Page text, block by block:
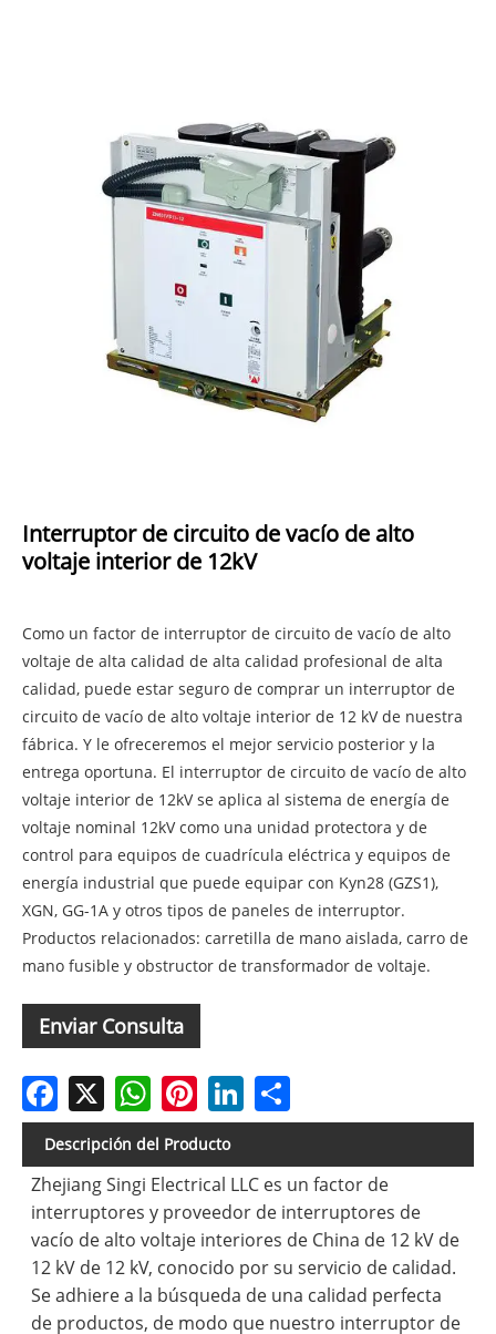
Interruptor de circuito de vacío de alto
voltaje interior de 12kV
Como un factor de interruptor de circuito de vacío de alto
voltaje de alta calidad de alta calidad profesional de alta
calidad, puede estar seguro de comprar un interruptor de
circuito de vacío de alto voltaje interior de 12 kV de nuestra
fábrica. Y le ofreceremos el mejor servicio posterior y la
entrega oportuna. El interruptor de circuito de vacío de alto
voltaje interior de 12kV se aplica al sistema de energía de
voltaje nominal 12kV como una unidad protectora y de
control para equipos de cuadrícula eléctrica y equipos de
energía industrial que puede equipar con Kyn28 (GZS1),
XGN, GG-1A y otros tipos de paneles de interruptor.
Productos relacionados: carretilla de mano aislada, carro de
mano fusible y obstructor de transformador de voltaje.
Enviar Consulta
Facebook WhatsAppPinterestLinkedIn
Descripción del Producto
Zhejiang Singi Electrical LLC es un factor de
interruptores y proveedor de interruptores de
vacío de alto voltaje interiores de China de 12 kV de
12 kV de 12 kV, conocido por su servicio de calidad.
Se adhiere a la búsqueda de una calidad perfecta
de productos, de modo que nuestro interruptor de